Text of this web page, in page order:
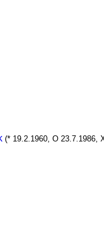
(* 19.2.1960, O 23.7.1986,